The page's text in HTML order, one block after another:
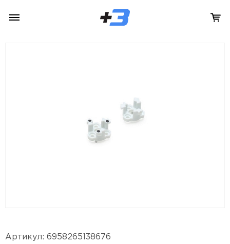
Артикул: 6958265138676